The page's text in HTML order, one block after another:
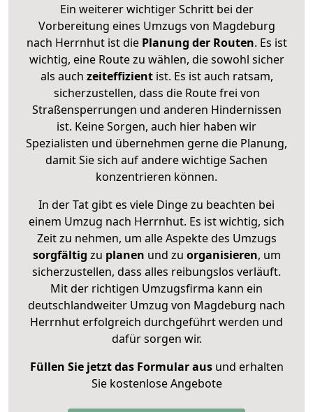
Ein weiterer wichtiger Schritt bei der
Vorbereitung eines Umzugs von Magdeburg
nach Herrnhut ist diePlanung der Routen. Es ist
wichtig, eine Route zu wählen, die sowohl sicher
als auch zeiteffizientist. Es ist auch ratsam,
sicherzustellen, dass die Route frei von
Straßensperrungen und anderen Hindernissen
ist. Keine Sorgen, auch hier haben wir
Spezialisten und übernehmen gerne die Planung,
damit Sie sich auf andere wichtige Sachen
konzentrieren können.
In der Tat gibt es viele Dinge zu beachten bei
einem Umzug nach Herrnhut. Es ist wichtig, sich
Zeit zu nehmen, um alle Aspekte des Umzugs
sorgfältig zu planen und zu organisieren, um
sicherzustellen, dass alles reibungslos verläuft.
Mit der richtigen Umzugsfirma kann ein
deutschlandweiter Umzug von Magdeburg nach
Herrnhut erfolgreich durchgeführt werden und
dafür sorgen wir.
Füllen Sie jetzt das Formular ausund erhalten
Sie kostenlose Angebote